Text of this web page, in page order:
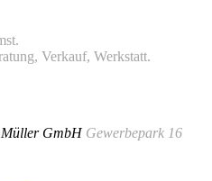
Verkauf, Werkstatt.
GmbH Gewerbepark 16